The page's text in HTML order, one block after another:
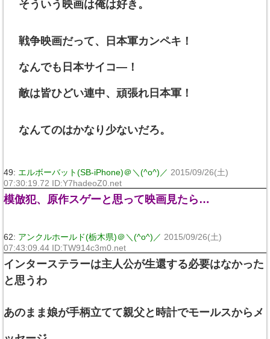
そういう映画は俺は好き。
戦争映画だって、日本軍カンペキ！
なんでも日本サイコ―！
敵は皆ひどい連中、頑張れ日本軍！
なんてのはかなり少ないだろ。
49: エルボーバット(SB-iPhone)＠＼(^o^)／ 2015/09/26(土)
07:30:19.72 ID:Y7hadeoZ0.net
模倣犯、原作スゲーと思って映画見たら…
62: アンクルホールド(栃木県)＠＼(^o^)／ 2015/09/26(土)
07:43:09.44 ID:TW914c3m0.net
インターステラーは主人公が生還する必要はなかった
と思うわ
あのまま娘が手柄立てて親父と時計でモールスからメ